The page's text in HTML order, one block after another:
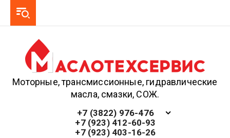
Моторные, трансмиссионные, гидравлические
масла, смазки, СОЖ.
+7 (3822) 976-476
+7 (923) 412-60-93
+7 (923) 403-16-26